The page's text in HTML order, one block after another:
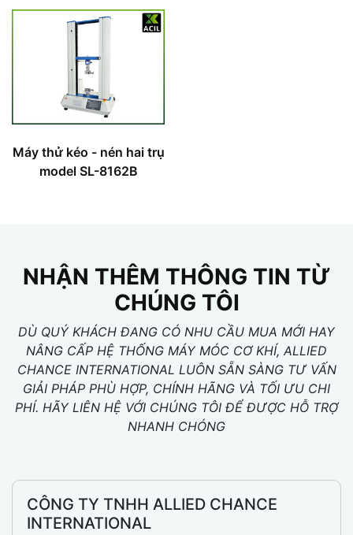
Máy thử kéo - nén hai trụ
model SL-8162B
NHẬN THÊM THÔNG TIN TỪ
CHÚNG TÔI
DÙ QUÝ KHÁCH ĐANG CÓ NHU CẦU MUA MỚI HAY
NÂNG CẤP HỆ THỐNG MÁY MÓC CƠ KHÍ, ALLIED
CHANCE INTERNATIONAL LUÔN SẴN SÀNG TƯ VẤN
GIẢI PHÁP PHÙ HỢP, CHÍNH HÃNG VÀ TỐI ƯU CHI
PHÍ. HÃY LIÊN HỆ VỚI CHÚNG TÔI ĐỂ ĐƯỢC HỖ TRỢ
NHANH CHÓNG
CÔNG TY TNHH ALLIED CHANCE
INTERNATIONAL